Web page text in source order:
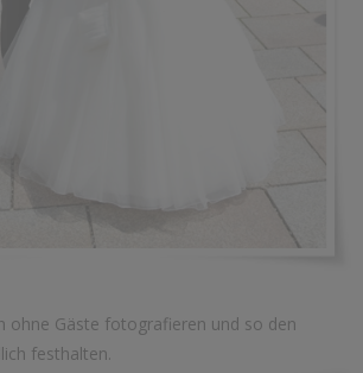
ohne Gäste fotografieren und so den
festhalten.